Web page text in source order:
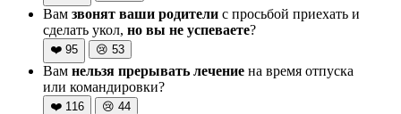
Вам звонят ваши родители с просьбой приехать и
сделать укол, но вы не успеваете?
❤️ 95 😢 53
Вам нельзя прерывать лечение на время отпуска
или командировки?
❤️ 116 😢 44